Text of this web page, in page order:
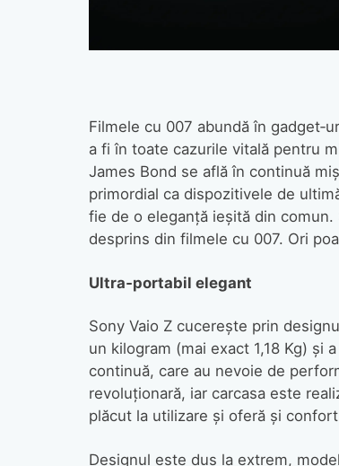
Filmele cu 007 abundă în
a fi în toate cazurile vitală pentru
James Bond se află în continuă
primordial ca dispozitivele de
fie de o eleganţă ieşită din
desprins din filmele cu 007. Ori
Ultra‑portabil elegant
Sony Vaio Z cucereşte prin
un kilogram (mai exact 1,18 Kg) şi
continuă, care au nevoie de
revoluţionară, iar carcasa este
plăcut la utilizare şi oferă şi
Designul este dus la extrem,